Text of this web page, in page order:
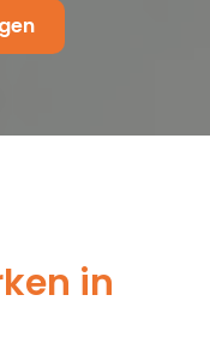
in